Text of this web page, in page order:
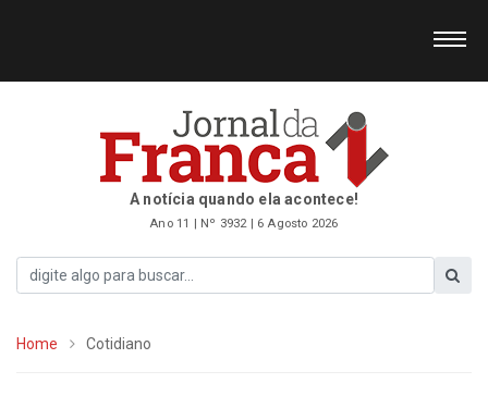
A notícia quando ela acontece!
Ano 11 | Nº 3932 | 6 Agosto 2026
Home Cotidiano